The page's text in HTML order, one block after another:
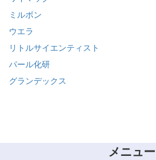
DIGITAL CURE／STRAIGHT CURE／
ミルボン
NeoLiscio
ウエラ
WELLA PLEX／BLEACH
リトルサイエンティスト
ワクワクneo
パール化研
Ulecy シリーズ
グランデックス
メニュー